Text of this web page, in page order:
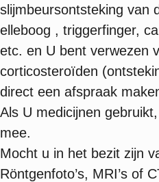
slijmbeursontsteking van
elleboog , triggerfinger,
etc. en U bent verwezen
corticosteroïden
direct een afspraak
Als U medicijnen
mee.
Mocht u in het bezit zijn
Röntgenfoto’s, MRI’s of